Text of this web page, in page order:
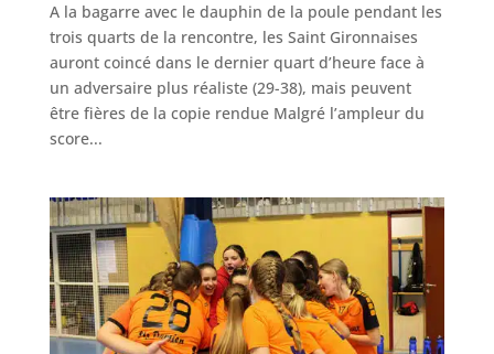
A la bagarre avec le dauphin de la poule pendant les
trois quarts de la rencontre, les Saint Gironnaises
auront coincé dans le dernier quart d’heure face à
un adversaire plus réaliste (29-38), mais peuvent
être fières de la copie rendue Malgré l’ampleur du
score...